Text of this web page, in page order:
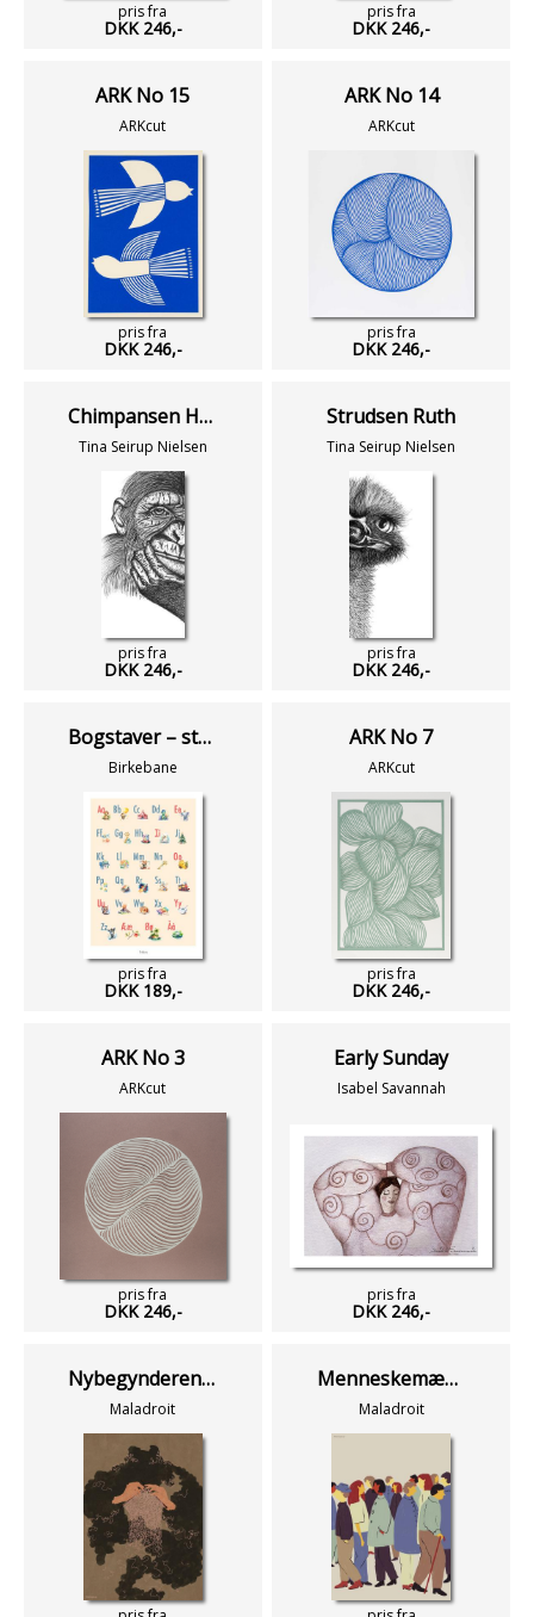
pris fra
DKK 246,-
pris fra
DKK 246,-
ARK No 15
ARKcut
pris fra
DKK 246,-
ARK No 14
ARKcut
pris fra
DKK 246,-
Chimpansen Hector
Tina Seirup Nielsen
pris fra
DKK 246,-
Strudsen Ruth
Tina Seirup Nielsen
pris fra
DKK 246,-
Bogstaver – store og små
Birkebane
pris fra
DKK 189,-
ARK No 7
ARKcut
pris fra
DKK 246,-
ARK No 3
ARKcut
pris fra
DKK 246,-
Early Sunday
Isabel Savannah
pris fra
DKK 246,-
Nybegynderen Grøn
Maladroit
Menneskemængden
Maladroit